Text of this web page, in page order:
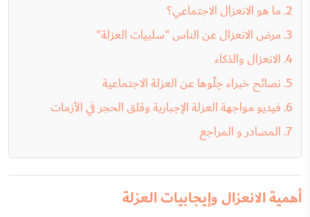
ما هو الانعزال الاجتماعي؟
مرض الانعزال عن الناس "سلبيات العزلة"
الانعزال والذكاء
نصائح خبراء حِلّوها عن العزلة الاجتماعية
فيديو مواجهة العزلة الإجبارية وقلق الحجر في الأزمات
المصادر و المراجع
أهمية الانعزال وإيجابيات العزلة